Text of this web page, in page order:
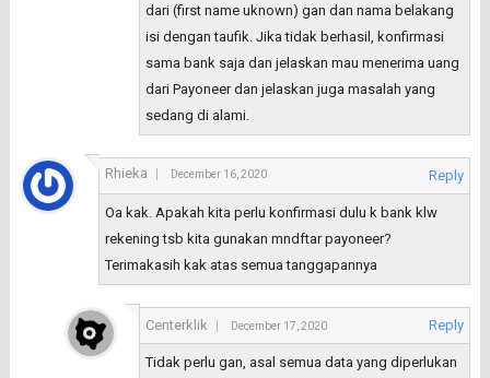
dari (first name uknown) gan dan nama belakang
isi dengan taufik. Jika tidak berhasil, konfirmasi
sama bank saja dan jelaskan mau menerima uang
dari Payoneer dan jelaskan juga masalah yang
sedang di alami.
Rhieka December 16, 2020 Reply
Oa kak. Apakah kita perlu konfirmasi dulu k bank klw
rekening tsb kita gunakan mndftar payoneer?
Terimakasih kak atas semua tanggapannya
Centerklik December 17, 2020 Reply
Tidak perlu gan, asal semua data yang diperlukan